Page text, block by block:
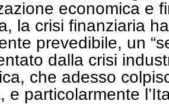
economica e
la crisi finanziaria
prevedibile, un
dalla crisi
che adesso
e particolarmente